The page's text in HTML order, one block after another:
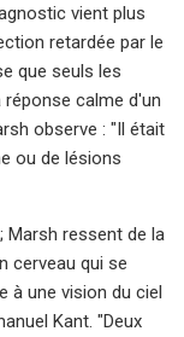
vient plus
retardée par le
que seuls les
calme d'un
observe : "Il était
ou de lésions
Marsh ressent de la
cerveau qui se
à une vision du ciel
Kant. "Deux